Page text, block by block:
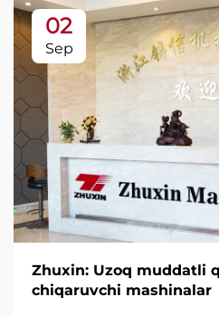
02
Sep
Zhuxin: Uzoq muddatli
chiqaruvchi mashinalar